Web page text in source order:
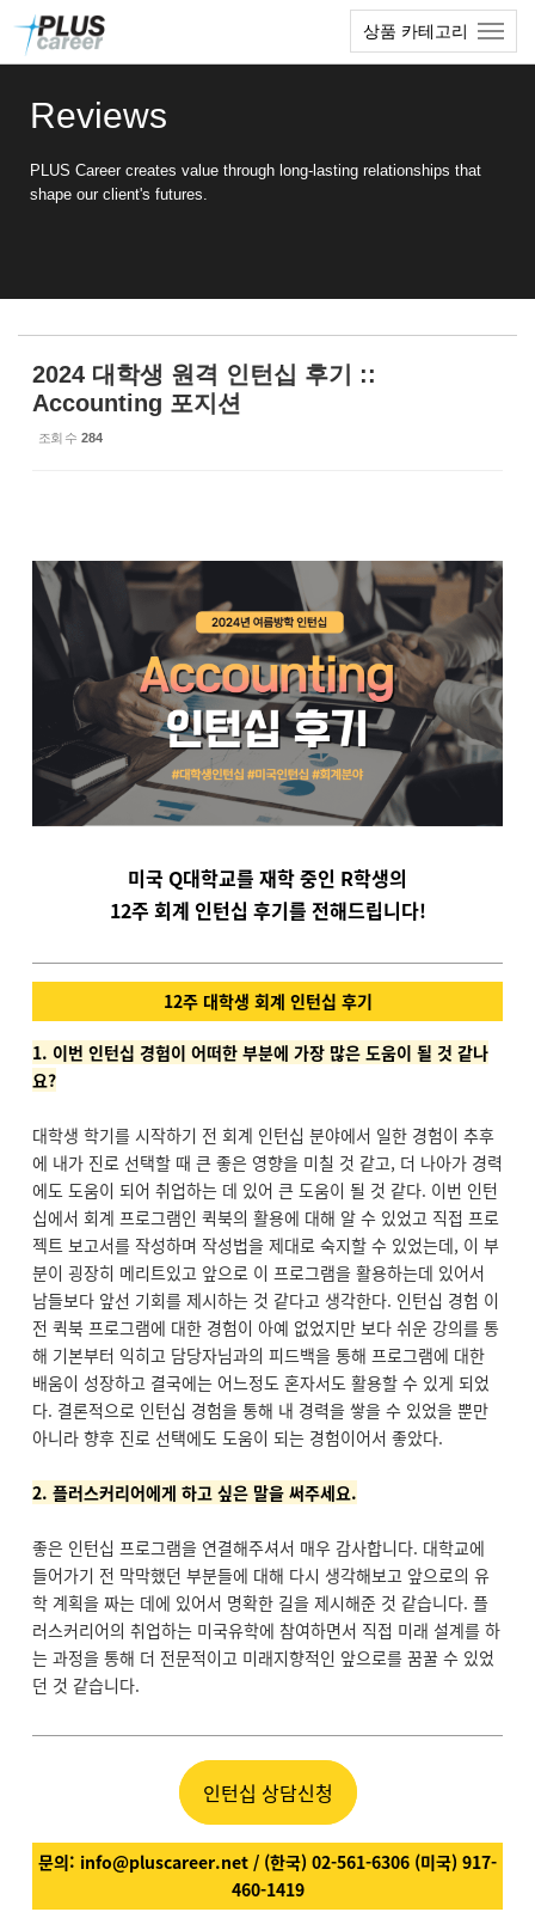
상품 카테고리
Reviews
PLUS Career creates value through long-lasting relationships that
shape our client's futures.
2024 대학생 원격 인턴십 후기 ::
Accounting 포지션
조회 수 284
미국 Q대학교를 재학 중인 R학생의
12주 회계 인턴십 후기를 전해드립니다!
12주 대학생 회계 인턴십 후기
1. 이번 인턴십 경험이 어떠한 부분에 가장 많은 도움이 될 것 같나
요?
대학생 학기를 시작하기 전 회계 인턴십 분야에서 일한 경험이 추후
에 내가 진로 선택할 때 큰 좋은 영향을 미칠 것 같고, 더 나아가 경력
에도 도움이 되어 취업하는 데 있어 큰 도움이 될 것 같다. 이번 인턴
십에서 회계 프로그램인 퀵북의 활용에 대해 알 수 있었고 직접 프로
젝트 보고서를 작성하며 작성법을 제대로 숙지할 수 있었는데, 이 부
분이 굉장히 메리트있고 앞으로 이 프로그램을 활용하는데 있어서
남들보다 앞선 기회를 제시하는 것 같다고 생각한다. 인턴십 경험 이
전 퀵북 프로그램에 대한 경험이 아예 없었지만 보다 쉬운 강의를 통
해 기본부터 익히고 담당자님과의 피드백을 통해 프로그램에 대한
배움이 성장하고 결국에는 어느정도 혼자서도 활용할 수 있게 되었
다. 결론적으로 인턴십 경험을 통해 내 경력을 쌓을 수 있었을 뿐만
아니라 향후 진로 선택에도 도움이 되는 경험이어서 좋았다.
2. 플러스커리어에게 하고 싶은 말을 써주세요.
좋은 인턴십 프로그램을 연결해주셔서 매우 감사합니다. 대학교에
들어가기 전 막막했던 부분들에 대해 다시 생각해보고 앞으로의 유
학 계획을 짜는 데에 있어서 명확한 길을 제시해준 것 같습니다. 플
러스커리어의 취업하는 미국유학에 참여하면서 직접 미래 설계를 하
는 과정을 통해 더 전문적이고 미래지향적인 앞으로를 꿈꿀 수 있었
던 것 같습니다.
인턴십 상담신청
문의: info@pluscareer.net / (한국) 02-561-6306 (미국) 917-
460-1419